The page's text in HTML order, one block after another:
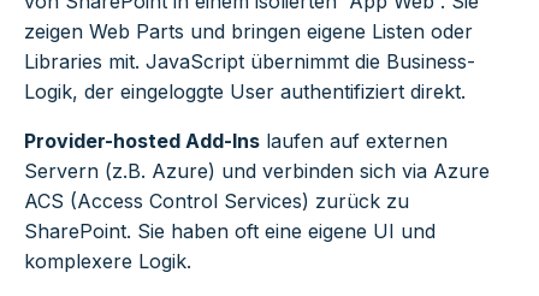
zeigen Web Parts und bringen eigene Listen oder
Libraries mit. JavaScript übernimmt die Business-
Logik, der eingeloggte User authentifiziert direkt.
Provider-hosted Add-Ins laufen auf externen
Servern (z.B. Azure) und verbinden sich via Azure
ACS (Access Control Services) zurück zu
SharePoint. Sie haben oft eine eigene UI und
komplexere Logik.